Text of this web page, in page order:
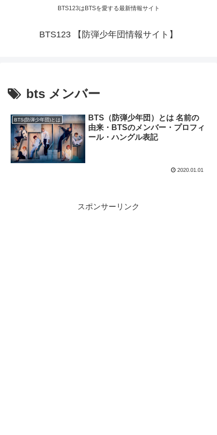
BTS123はBTSを愛する最新情報サイト
BTS123 【防弾少年団情報サイト】
bts メンバー
BTS(防弾少年団)とは
BTS（防弾少年団）とは 名前の
由来・BTSのメンバー・プロフィ
ール・ハングル表記
2020.01.01
スポンサーリンク